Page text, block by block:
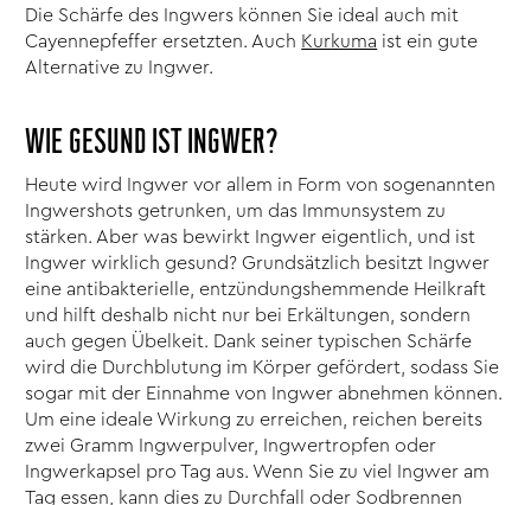
Die Schärfe des Ingwers können Sie ideal auch mit
Cayennepfeffer ersetzten. Auch Kurkuma ist ein gute
Alternative zu Ingwer.
WIE GESUND IST INGWER?
Heute wird Ingwer vor allem in Form von sogenannten
Ingwershots getrunken, um das Immunsystem zu
stärken. Aber was bewirkt Ingwer eigentlich, und ist
Ingwer wirklich gesund? Grundsätzlich besitzt Ingwer
eine antibakterielle, entzündungshemmende Heilkraft
und hilft deshalb nicht nur bei Erkältungen, sondern
auch gegen Übelkeit. Dank seiner typischen Schärfe
wird die Durchblutung im Körper gefördert, sodass Sie
sogar mit der Einnahme von Ingwer abnehmen können.
Um eine ideale Wirkung zu erreichen, reichen bereits
zwei Gramm Ingwerpulver, Ingwertropfen oder
Ingwerkapsel pro Tag aus. Wenn Sie zu viel Ingwer am
Tag essen, kann dies zu Durchfall oder Sodbrennen